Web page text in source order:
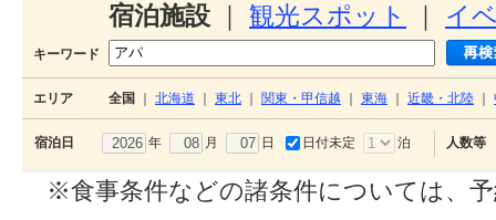
宿泊施設 観光スポット イ
キーワード
エリア 全国 北海道 東北 関東・甲信越 東海 近畿・北陸
宿泊日 年 月 日 日付未定 泊 人数等
※食事条件などの諸条件については、